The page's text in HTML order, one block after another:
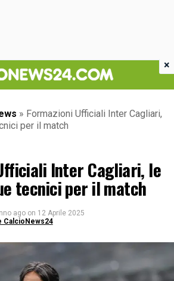
» Formazioni Ufficiali Inter Cagliari,
per il match
Inter Cagliari, le
tecnici per il match
ago on 12 Aprile 2025
CalcioNews24
×